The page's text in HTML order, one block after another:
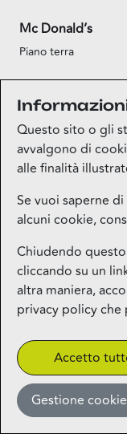
Mc Donald’s
Piano terra
Medi-market
Piano terra
Mila Beauty
Piano terra
Milos – Greek
Soon
1° piano
CLICK&COLLECT
Miniso
Questo sito o gli
avvalgono di
alle finalità
Se vuoi saperne
alcuni cookie,
Chiudendo
cliccando su un
altra maniera,
privacy policy
Accetto
Gestione cookie